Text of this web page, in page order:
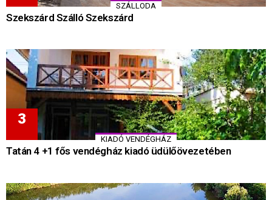
SZÁLLODA
Szekszárd Szálló Szekszárd
KIADÓ VENDÉGHÁZ
Tatán 4 +1 fős vendégház kiadó üdülőövezetében